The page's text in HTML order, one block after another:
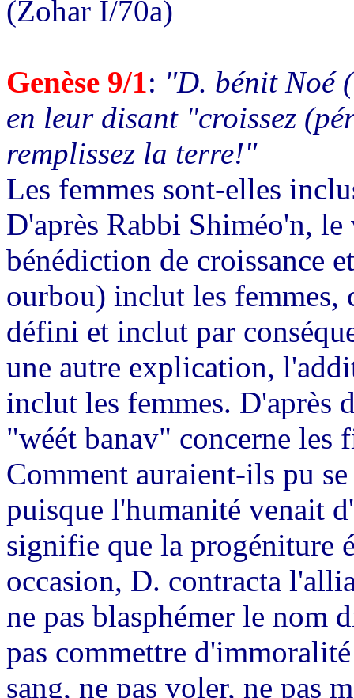
(Zohar I/70a)
Genèse 9/1: "D. bénit Noé
en leur disant "croissez
remplissez la terre!"
Les femmes sont-elles
D'après Rabbi Shiméo'n,
bénédiction de croissance
ourbou) inclut les femmes,
défini et inclut par
une autre explication,
inclut les femmes. D'après
"wéét banav" concerne les
Comment auraient-ils pu
puisque l'humanité venait
signifie que la progéniture
occasion, D. contracta
ne pas blasphémer le nom
pas commettre
sang, ne pas voler, ne pas